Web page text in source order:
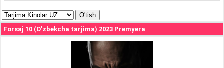
Forsaj 10 (O'zbekcha tarjima) 2023 Premyera